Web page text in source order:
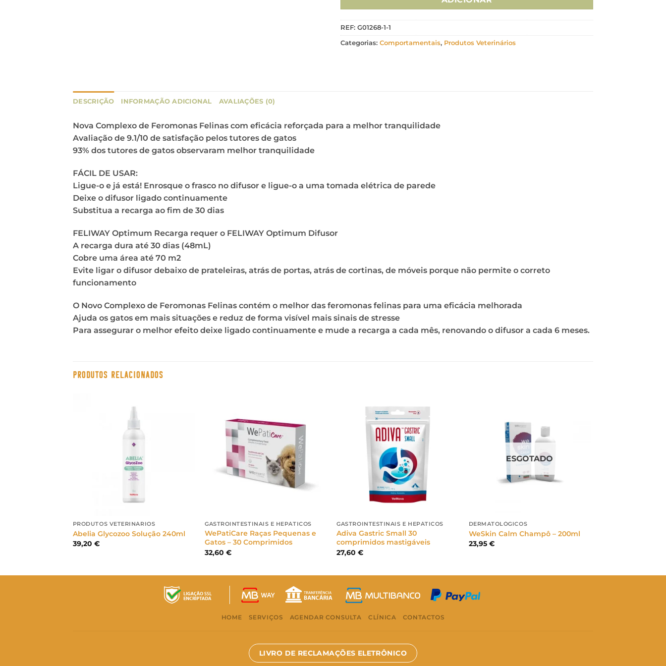
REF: G01268-1-1
Categorias: Comportamentais, Produtos Veterinários
DESCRIÇÃO INFORMAÇÃO ADICIONAL AVALIAÇÕES (0)
Nova Complexo de Feromonas Felinas com eficácia reforçada para a melhor tranquilidade
Avaliação de 9.1/10 de satisfação pelos tutores de gatos
93% dos tutores de gatos observaram melhor tranquilidade
FÁCIL DE USAR:
Ligue-o e já está! Enrosque o frasco no difusor e ligue-o a uma tomada elétrica de parede
Deixe o difusor ligado continuamente
Substitua a recarga ao fim de 30 dias
FELIWAY Optimum Recarga requer o FELIWAY Optimum Difusor
A recarga dura até 30 dias (48mL)
Cobre uma área até 70 m2
Evite ligar o difusor debaixo de prateleiras, atrás de portas, atrás de cortinas, de móveis porque não permite o correto
funcionamento
O Novo Complexo de Feromonas Felinas contém o melhor das feromonas felinas para uma eficácia melhorada
Ajuda os gatos em mais situações e reduz de forma visível mais sinais de stresse
Para assegurar o melhor efeito deixe ligado continuamente e mude a recarga a cada mês, renovando o difusor a cada 6 meses.
PRODUTOS RELACIONADOS
PRODUTOS VETERINÁRIOS
Abelia Glycozoo Solução 240ml
39,20 €
GASTROINTESTINAIS E HEPÁTICOS
WePatiCare Raças Pequenas e
Gatos – 30 Comprimidos
32,60€
GASTROINTESTINAIS E HEPÁTICOS
Adiva Gastric Small 30
comprimidos mastigáveis
27,60€
ESGOTADO
DERMATOLÓGICOS
WeSkin Calm Champô – 200ml
23,95 €
HOME SERVIÇOS AGENDAR CONSULTA CLÍNICA CONTACTOS
LIVRO DE RECLAMAÇÕES ELETRÔNICO